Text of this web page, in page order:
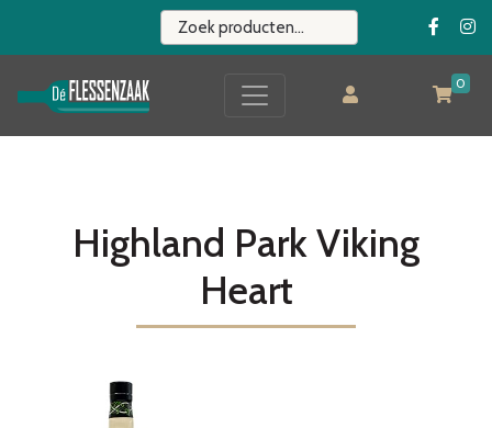
0
Highland Park Viking
Heart